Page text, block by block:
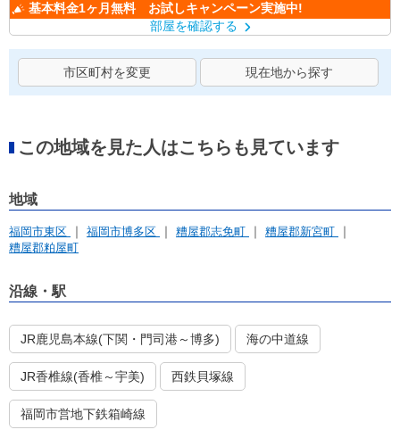
基本料金1ヶ月無料 お試しキャンペーン実施中!
部屋を確認する
市区町村を変更 現在地から探す
この地域を見た人はこちらも見ています
地域
福岡市東区 福岡市博多区 糟屋郡志免町
糟屋郡新宮町
糟屋郡粕屋町
沿線・駅
JR鹿児島本線(下関・門司港～博多) 海の中道線
JR香椎線(香椎～宇美) 西鉄貝塚線
福岡市営地下鉄箱崎線